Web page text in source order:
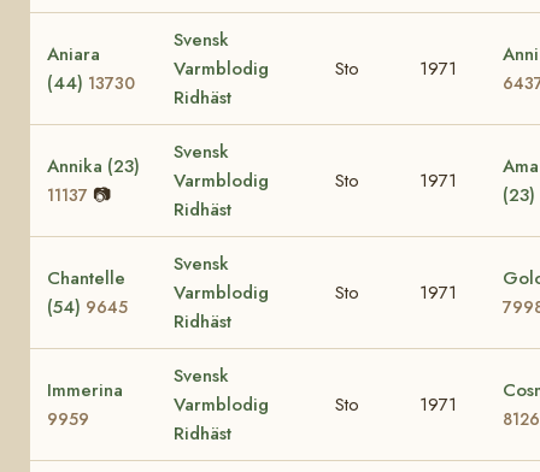
Aniara
(44) 13730
Svensk
Varmblodig
Ridhäst
Sto 1971
Annika (23)
11137 📷
Svensk
Varmblodig
Ridhäst
Sto 1971
(23)
Chantelle
(54) 9645
Svensk
Varmblodig
Ridhäst
Sto 1971
Immerina
9959
Svensk
Varmblodig
Ridhäst
Sto 1971
8126